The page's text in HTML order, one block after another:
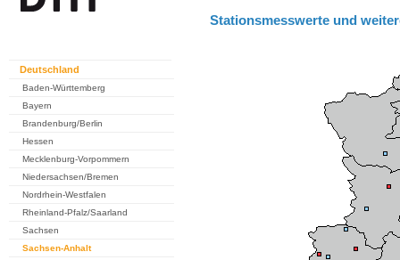
Deutschland
Baden-Württemberg
Bayern
Brandenburg/Berlin
Hessen
Mecklenburg-Vorpommern
Niedersachsen/Bremen
Nordrhein-Westfalen
Rheinland-Pfalz/Saarland
Sachsen
Sachsen-Anhalt
Stationsmesswerte und